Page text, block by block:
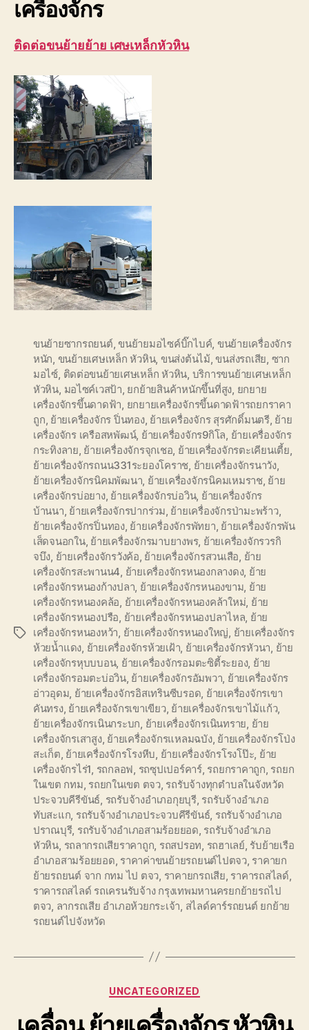
เครื่องจักร
ติดต่อขนย้ายย้าย เศษเหล็กหัวหิน
Tags
ขนย้ายซากรถยนต์,ขนย้ายมอไซค์บิ๊กไบค์, ขนย้ายเครื่องจักร
หนัก ขนย้ายเศษเหล็ก หัวหิน, ขนส่งต้นไม้ ,ขนส่งรถเสีย ซาก
มอไซ์ ติดต่อขนย้ายเศษเหล็ก หัวหิน บริการขนย้ายเศษเหล็ก
หัวหิน มอไซค์เวสป้า ยกย้ายสินค้าหนักขึ้นที่สูง ยกยาย
เครื่องจักรขึ้นดาดฟ้า ยกยายเครื่องจักรขึ้นดาดฟ้ารถยกราคา
ถูก ย้ายเครื่องจักร ปิ่นทอง, ย้ายเครื่องจักร สุรศักดิ์มนตรี, ย้าย
เครื่องจักร เครือสหพัฒน์, ย้ายเครื่องจักร9กิโล ย้ายเครื่องจักร
กระทิงลาย ย้ายเครื่องจักรจุกเชอ ย้ายเครื่องจักรตะเคียนเตี้ย
ย้ายเครื่องจักรถนน331ระยองโคราช ย้ายเครื่องจักรนาวัง,
ย้ายเครื่องจักรนิคมพัฒนา ย้ายเครื่องจักรนิคมเหมราช, ย้าย
เครื่องจักรบ่อยาง, ย้ายเครื่องจักรบ่อวิน, ย้ายเครื่องจักร
บ้านนา ย้ายเครื่องจักรปากร่วม ย้ายเครื่องจักรป่ามะพร้าว,
ย้ายเครื่องจักรปิ่นทอง, ย้ายเครื่องจักรพัทยา ย้ายเครื่องจักรพัน
เส็ดจนอกใน, ย้ายเครื่องจักรมาบยางพร, ย้ายเครื่องจักรวรกิ
จบึง ย้ายเครื่องจักรวังค้อ ย้ายเครื่องจักรสวนเสือ ย้าย
เครื่องจักรสะพานน4 ย้ายเครื่องจักรหนองกลางดง, ย้าย
เครื่องจักรหนองก้างปลา ย้ายเครื่องจักรหนองขาม ย้าย
เครื่องจักรหนองคล้อ ย้ายเครื่องจักรหนองคล้าใหม่ ย้าย
เครื่องจักรหนองปรือ ย้ายเครื่องจักรหนองปลาไหล ย้าย
เครื่องจักรหนองหว้า ย้ายเครื่องจักรหนองใหญ่ ย้ายเครื่องจักร
ห้วยน้ำแดง ย้ายเครื่องจักรห้วยเฝ้า ย้ายเครื่องจักรหัวนา ย้าย
เครื่องจักรหุบบบอน, ย้ายเครื่องจักรอมตะซิตี้ระยอง, ย้าย
เครื่องจักรอมตะบ่อวิน, ย้ายเครื่องจักรอัมพวา ย้ายเครื่องจักร
อ่าวอุดม ย้ายเครื่องจักรอิสเทรินซีบรอด ย้ายเครื่องจักรเขา
คันทรง, ย้ายเครื่องจักรเขาเขียว, ย้ายเครื่องจักรเขาไม้แก้ว,
ย้ายเครื่องจักรเนินกระบก ย้ายเครื่องจักรเนินทราย ย้าย
เครื่องจักรเสาสูง, ย้ายเครื่องจักรแหลมฉบัง, ย้ายเครื่องจักรโป่ง
สะเก็ต ย้ายเครื่องจักรโรงหีบ ย้ายเครื่องจักรโรงโป๊ะ ย้าย
เครื่องจักรไร่1 รถกลอฟ รถซุปเปอร์คาร์, รถยกราคาถูก รถยก
ในเขต กทม รถยกในเขต ตจว, รถรับจ้างทุกตำบลในจังหวัด
ประจวบคีรีขันธ์ รถรับจ้างอำเภอกุยบุรี, รถรับจ้างอำเภอ
ทับสะแก รถรับจ้างอำเภอประจวบคีรีขันธ์, รถรับจ้างอำเภอ
ปราณบุรี, รถรับจ้างอำเภอสามร้อยยอด รถรับจ้างอำเภอ
หัวหิน รถลากรถเสียราคาถูก รถสปรอท รถฮาเลย์, รับย้ายเรือ
อำเภอสามร้อยยอด ราคาค่าขนย้ายรถยนต์ไปตจว, ราคายก
ย้ายรถยนต์ จาก กทม ไป ตจว ราคายกรถเสีย ราคารถสไลด์,
ราคารถสไลด์ รถเครนรับจ้าง กรุงเทพมหานครยกย้ายรถไป
ตจว ลากรถเสีย อำเภอห้วยกระเจ้า สไลด์คาร์รถยนต์ ยกย้าย
รถยนต์ไปจังหวัด
Categories
UNCATEGORIZED